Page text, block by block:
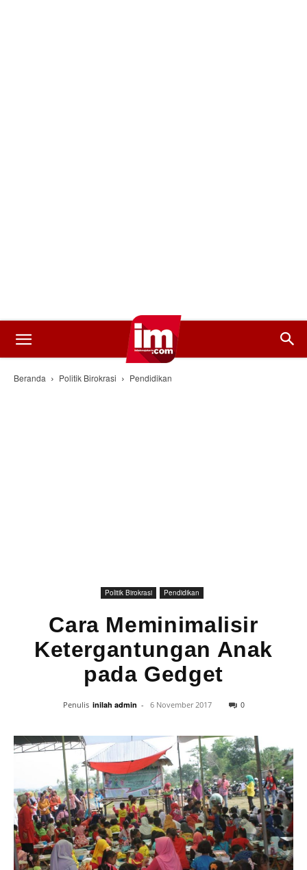
Beranda Politik Birokrasi Pendidikan
Politik Birokrasi Pendidikan
Cara Meminimalisir
Ketergantungan Anak
pada Gedget
Penulis inilah admin - 6 November 2017 0